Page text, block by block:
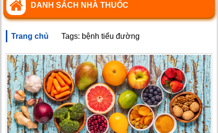
DANH SÁCH NHÀ THUỐC
Trang chủ Tags: bệnh tiểu đường